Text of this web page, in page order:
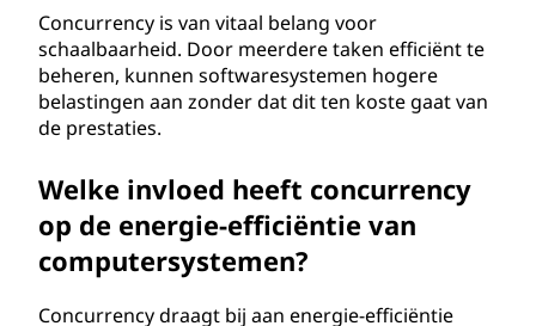
Concurrency is van vitaal belang voor
schaalbaarheid. Door meerdere taken efficiënt te
beheren, kunnen softwaresystemen hogere
belastingen aan zonder dat dit ten koste gaat van
de prestaties.
Welke invloed heeft concurrency
op de energie-efficiëntie van
computersystemen?
Concurrency draagt bij aan energie-efficiëntie